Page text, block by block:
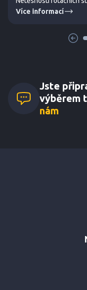
Více informací
Jste
výběrem
nám